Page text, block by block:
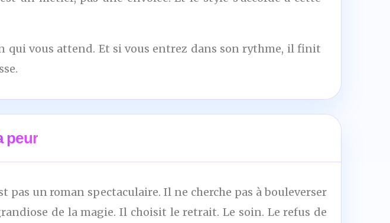
qui vous attend. Et si vous entrez dans son rythme, il finit
peur
pas un roman spectaculaire. Il ne cherche pas à bouleverser
de la magie. Il choisit le retrait. Le soin. Le refus de